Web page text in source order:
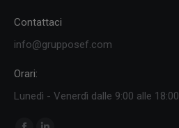
Contattaci
info@grupposef.com
Orari:
Lunedì - Venerdì dalle 9:00 alle 18:00
Ci puoi trovare su: